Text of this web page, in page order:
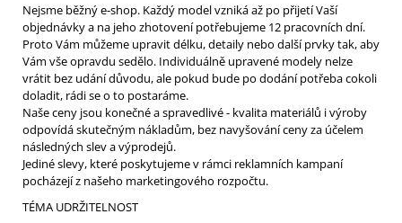
Nejsme běžný e-shop. Každý model vzniká až po přijetí Vaší
objednávky a na jeho zhotovení potřebujeme 12 pracovních dní.
Proto Vám můžeme upravit délku, detaily nebo další prvky tak, aby
Vám vše opravdu sedělo. Individuálně upravené modely nelze
vrátit bez udání důvodu, ale pokud bude po dodání potřeba cokoli
doladit, rádi se o to postaráme.
Naše ceny jsou konečné a spravedlivé - kvalita materiálů i výroby
odpovídá skutečným nákladům, bez navyšování ceny za účelem
následných slev a výprodejů.
Jediné slevy, které poskytujeme v rámci reklamních kampaní
pocházejí z našeho marketingového rozpočtu.
TÉMA UDRŽITELNOST